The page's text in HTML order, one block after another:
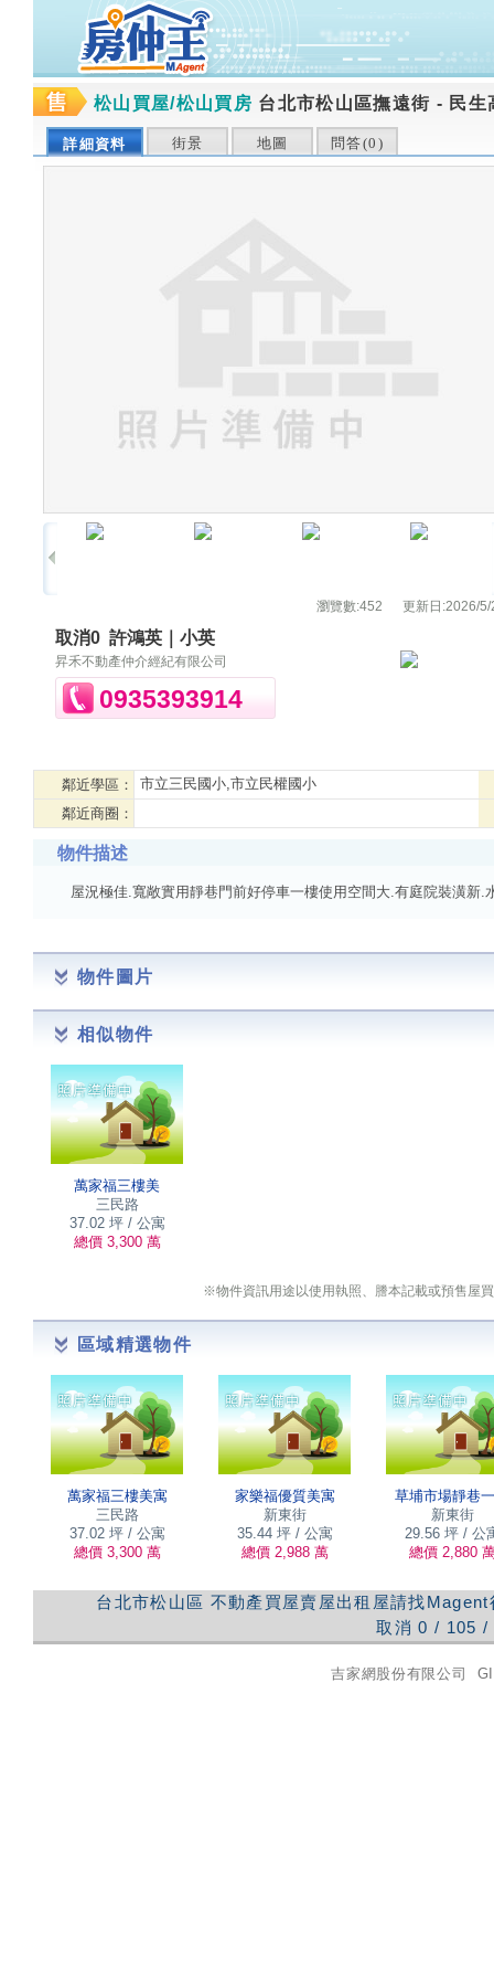
松山買屋/松山買房 台北市松山區撫遠街 - 民生
詳細資料 街景 地圖 問答(0 )
瀏覽數:452 更新日:2026/5/
取消0 許鴻英｜小英
昇禾不動產仲介經紀有限公司
0935393914
鄰近學區：
市立三民國小,市立民權國小
鄰近商圈：
物件描述
屋況極佳.寬敞實用靜巷門前好停車一樓使用空間大.有庭院裝潢新.
物件圖片
相似物件
萬家福三樓美
三民路
37.02 坪 / 公寓
總價 3,300 萬
※物件資訊用途以使用執照、謄本記載或預售屋
區域精選物件
萬家福三樓美寓
三民路
37.02 坪 / 公寓
總價 3,300 萬
家樂福優質美寓
新東街
35.44 坪 / 公寓
總價 2,988 萬
草埔市場靜巷
新東街
29.56 坪 / 公
總價 2,880
台北市松山區 不動產買屋賣屋出租屋請找
取消 0 / 105 /
吉家網股份有限公司